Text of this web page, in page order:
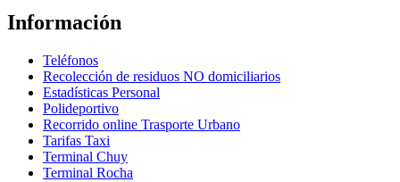
Información
Teléfonos
Recolección de residuos NO domiciliarios
Estadísticas Personal
Polideportivo
Recorrido online Trasporte Urbano
Tarifas Taxi
Terminal Chuy
Terminal Rocha